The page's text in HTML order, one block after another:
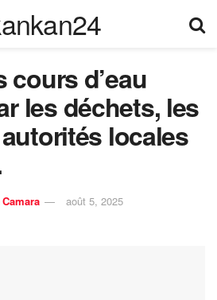
cours d’eau
les déchets, les
locales
août 5, 2025